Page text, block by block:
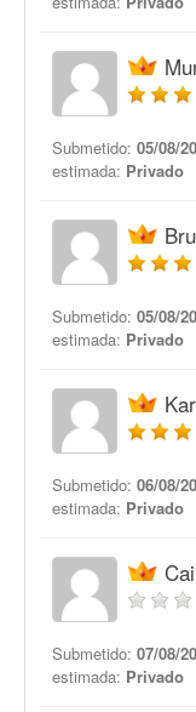
Submetido: 05/08/
estimada: Privado
Submetido: 05/08/
estimada: Privado
Submetido: 06/08/
estimada: Privado
Submetido: 07/08/
estimada: Privado